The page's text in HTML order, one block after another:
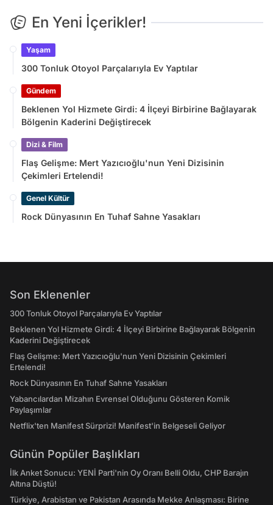
En Yeni İçerikler!
Yaşam
300 Tonluk Otoyol Parçalarıyla Ev Yaptılar
Gündem
Beklenen Yol Hizmete Girdi: 4 İlçeyi Birbirine Bağlayarak
Bölgenin Kaderini Değiştirecek
Dizi & Film
Flaş Gelişme: Mert Yazıcıoğlu'nun Yeni Dizisinin
Çekimleri Ertelendi!
Genel Kültür
Rock Dünyasının En Tuhaf Sahne Yasakları
Son Eklenenler
300 Tonluk Otoyol Parçalarıyla Ev Yaptılar
Beklenen Yol Hizmete Girdi: 4 İlçeyi Birbirine Bağlayarak Bölgenin
Kaderini Değiştirecek
Flaş Gelişme: Mert Yazıcıoğlu'nun Yeni Dizisinin Çekimleri
Ertelendi!
Rock Dünyasının En Tuhaf Sahne Yasakları
Yabancılardan Mizahın Evrensel Olduğunu Gösteren Komik
Paylaşımlar
Netflix'ten Manifest Sürprizi! Manifest'in Belgeseli Geliyor
Günün Popüler Başlıkları
İlk Anket Sonucu: YENİ Parti'nin Oy Oranı Belli Oldu, CHP Barajın
Altına Düştü!
Türkiye, Arabistan ve Pakistan Arasında Mekke Anlaşması: Birine